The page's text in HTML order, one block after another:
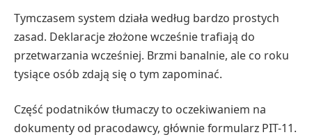
Tymczasem system działa według bardzo prostych
zasad. Deklaracje złożone wcześnie trafiają do
przetwarzania wcześniej. Brzmi banalnie, ale co roku
tysiące osób zdają się o tym zapominać.
Część podatników tłumaczy to oczekiwaniem na
dokumenty od pracodawcy, głównie formularz PIT-11.